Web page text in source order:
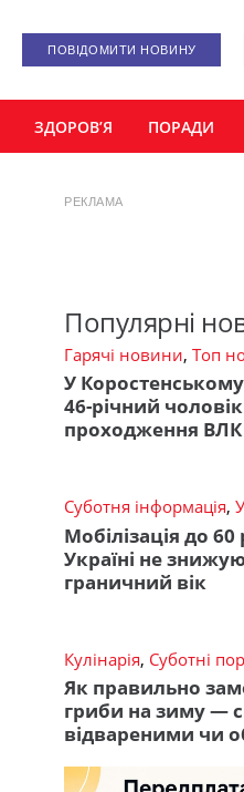
ПОВІДОМИТИ НОВИНУ
ЗДОРОВ’Я ПОРАДИ
РЕКЛАМА
Популярні
Гарячі новини, Топ
У
46-річний чоловік
проходження ВЛК
Суботня інформація,
Мобілізація до
Україні не
граничний вік
Кулінарія, Суботні
Як правильно
гриби на зиму —
відвареними чи